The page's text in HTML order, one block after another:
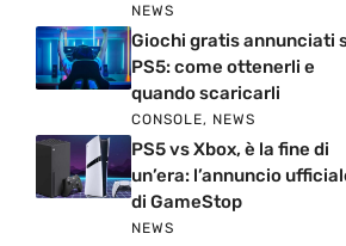
NEWS
Giochi gratis annunciati
PS5: come ottenerli e
quando scaricarli
CONSOLE, NEWS
PS5 vs Xbox, è la fine di
un’era: l’annuncio
di GameStop
NEWS